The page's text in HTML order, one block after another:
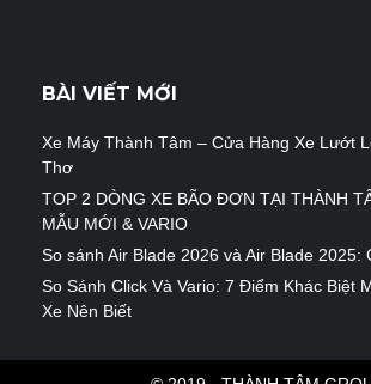
BÀI VIẾT MỚI
Xe Máy Thành Tâm – Cửa Hàng Xe Lướt
Thơ
TOP 2 DÒNG XE BÃO ĐƠN TẠI THÀNH
MẪU MỚI & VARIO
So sánh Air Blade 2026 và Air Blade 2025:
So Sánh Click Và Vario: 7 Điểm Khác Biệt
Xe Nên Biết